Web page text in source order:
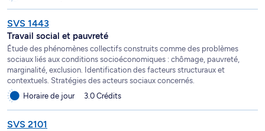
SVS 1443
Travail social et pauvreté
Étude des phénomènes collectifs construits comme des problèmes
sociaux liés aux conditions socioéconomiques : chômage, pauvreté,
marginalité, exclusion. Identification des facteurs structuraux et
contextuels. Stratégies des acteurs sociaux concernés.
Horaire de jour
3.0 Crédits
SVS 2101